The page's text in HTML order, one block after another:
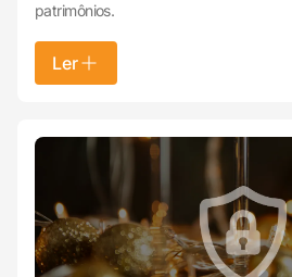
patrimônios.
Ler